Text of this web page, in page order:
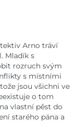
Arno tráví
Mladík s
rozruch svým
s místními
jsou všichni ve
o tom
vlastní pěst do
starého pána a